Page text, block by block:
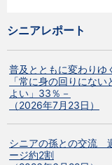
シニアレポート
普及とともに変わりゆ
「常に身の回りにな
よい」33％－
（2026年7月23日）
シニアの孫との交流
ージ約2割